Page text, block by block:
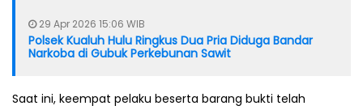
29 Apr 2026 15:06 WIB
Polsek Kualuh Hulu Ringkus Dua Pria Diduga Bandar
Narkoba di Gubuk Perkebunan Sawit
Saat ini, keempat pelaku beserta barang bukti telah